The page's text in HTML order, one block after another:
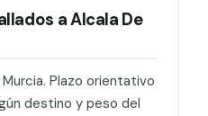
a Alcala De
Plazo orientativo
destino y peso del